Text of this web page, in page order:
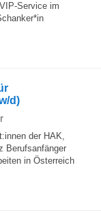
Service im
d)
der HAK,
Berufsanfänger
in Österreich